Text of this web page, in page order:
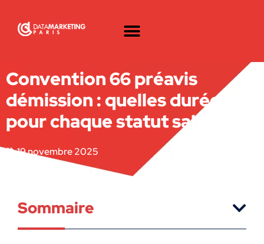
Convention 66 préavis
démission : quelles durées
pour chaque statut salarié
19 novembre 2025
Sommaire